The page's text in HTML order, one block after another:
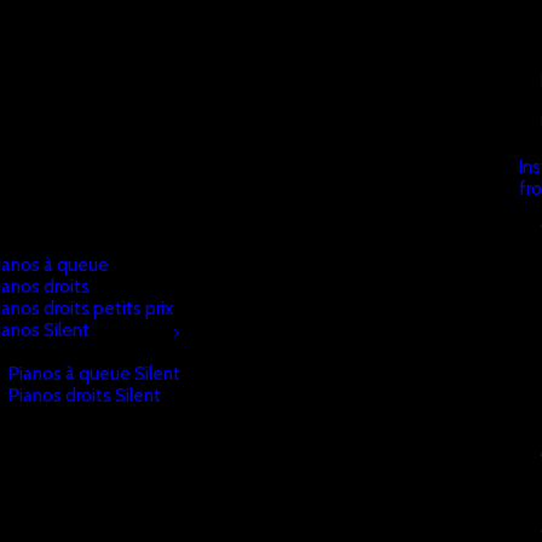
à queue
droits
droits petits prix
Silent
Pianos à queue Silent
Pianos droits Silent